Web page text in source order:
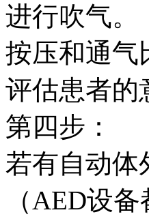
进行吹气。
按压和通气
评估患者的
第四步：
若有自动体
（AED设